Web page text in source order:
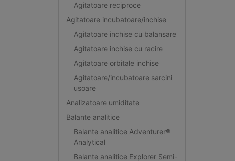
Agitatoare reciproce
Agitatoare incubatoare/inchise
Agitatoare inchise cu balansare
Agitatoare inchise cu racire
Agitatoare orbitale inchise
Agitatoare/incubatoare sarcini
usoare
Analizatoare umiditate
Balante analitice
Balante analitice Adventurer®
Analytical
Balante analitice Explorer Semi-